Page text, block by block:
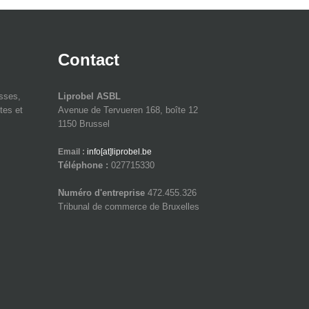
et
Contact
Liprobel ASBL
Avenue de Tervueren 168, boîte 12
1150 Brussel
Email : info[at]liprobel.be
Téléphone : 027715330
Numéro d'entreprise472.455.326
Tribunal de commerce de Bruxelles